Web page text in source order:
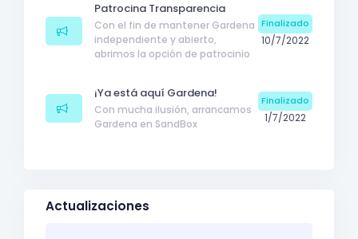
Patrocina Transparencia
Con el fin de mantener Gardena
independiente y abierto,
abrimos la opción de patrocinio
Finalizado
10/7/2022
¡Ya está aquí Gardena!
Con mucha ilusión, arrancamos
Gardena en SandBox
Finalizado
1/7/2022
Actualizaciones